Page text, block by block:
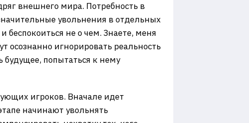
внешнего мира. Потребность в
увольнения в отдельных
беспокоиться не о чем. Знаете, меня
осознанно игнорировать реальность
будущее, попытаться к нему
игроков. Вначале идет
начинают увольнять